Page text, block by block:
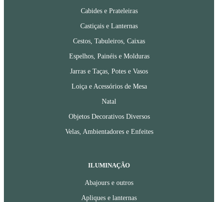
Cabides e Prateleiras
Castiçais e Lanternas
Cestos, Tabuleiros, Caixas
Espelhos, Painéis e Molduras
Jarras e Taças, Potes e Vasos
Loiça e Acessórios de Mesa
Natal
Objetos Decorativos Diversos
Velas, Ambientadores e Enfeites
ILUMINAÇÃO
Abajours e outros
Apliques e lanternas